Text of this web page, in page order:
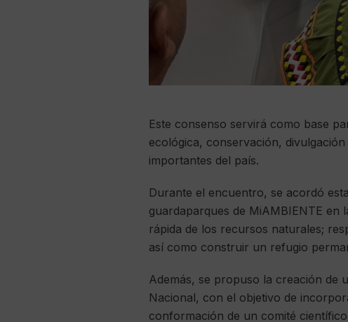
Este consenso servirá como base
ecológica, conservación,
importantes del país.
Durante el encuentro, se acordó
guardaparques de MiAMBIENTE en
rápida de los recursos naturales;
así como construir un refugio
Además, se propuso la creación de
Nacional, con el objetivo de
conformación de un comité